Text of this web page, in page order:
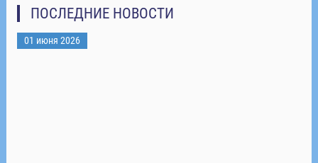
ПОСЛЕДНИЕ НОВОСТИ
01 июня 2026